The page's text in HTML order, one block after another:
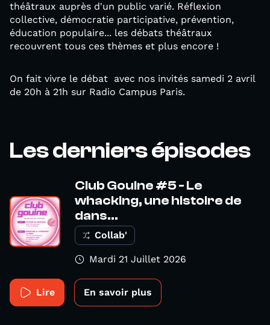
théâtraux auprès d'un public varié. Réflexion
collective, démocratie participative, prévention,
éducation populaire... les débats théâtraux
recouvrent tous ces thèmes et plus encore !
On fait vivre le débat avec nos invités samedi 2 avril
de 20h à 21h sur Radio Campus Paris.
Les derniers épisodes
Club Gouine #5 - Le
whacking, une histoire de
dans...
Collab'
Mardi 21 Juillet 2026
Lire En savoir plus